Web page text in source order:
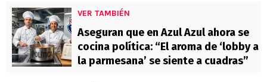
VER TAMBIÉN
Aseguran que en Azul Azul ahora se
cocina política: “El aroma de ‘lobby a
la parmesana’ se siente a cuadras”